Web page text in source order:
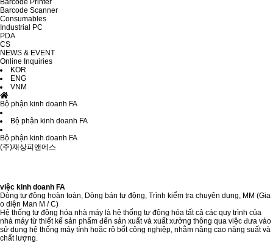
Barcode Printer
Barcode Scanner
Consumables
Industrial PC
PDA
CS
NEWS & EVENT
Online Inquiries
KOR
ENG
VNM
Bộ phận kinh doanh FA
Bộ phận kinh doanh FA
Bộ phận kinh doanh FA
(주)재상피앤에스
việc kinh doanh FA
Dòng tự động hoàn toàn, Dòng bán tự động, Trình kiểm tra chuyên dụng, MM (Gia
o diện Man M / C)
Hệ thống tự động hóa nhà máy là hệ thống tự động hóa tất cả các quy trình của
nhà máy từ thiết kế sản phẩm đến sản xuất và xuất xưởng thông qua việc đưa vào
sử dụng hệ thống máy tính hoặc rô bốt công nghiệp, nhằm nâng cao năng suất và
chất lượng.